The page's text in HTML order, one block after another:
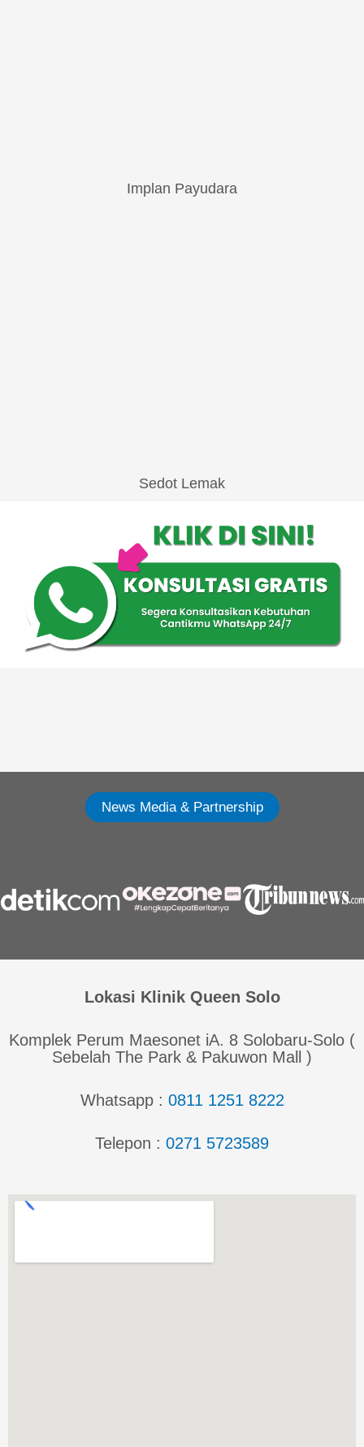
Implan Payudara
Sedot Lemak
News Media & Partnership
Lokasi Klinik Queen Solo
Komplek Perum Maesonet iA. 8 Solobaru-Solo (
Sebelah The Park & Pakuwon Mall )
Whatsapp : 0811 1251 8222
Telepon : 0271 5723589